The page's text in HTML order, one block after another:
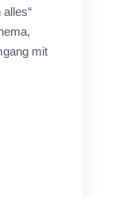
alles“
mit